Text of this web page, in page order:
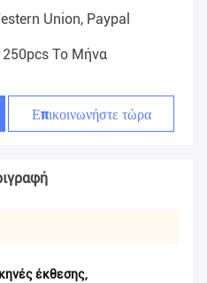
Union, Paypal
250pcs Το Μήνα
Επικοινωνήστε τώρα
έκθεσης,